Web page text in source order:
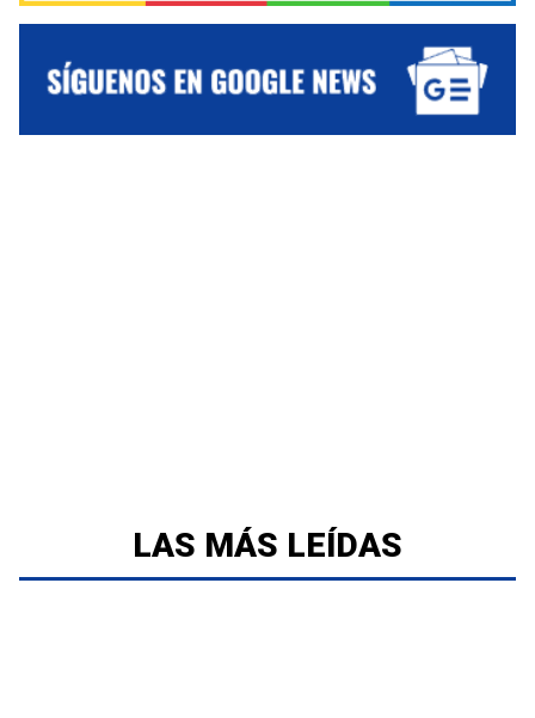
LAS MÁS LEÍDAS